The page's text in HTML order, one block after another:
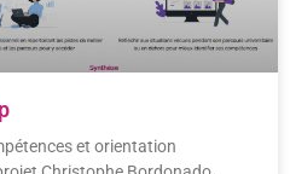
et orientation